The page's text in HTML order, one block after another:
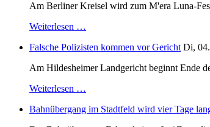
Am Berliner Kreisel wird zum M'era Luna-
Weiterlesen …
Falsche Polizisten kommen vor Gericht Di,
Am Hildesheimer Landgericht beginnt Ende
Weiterlesen …
Bahnübergang im Stadtfeld wird vier Tage